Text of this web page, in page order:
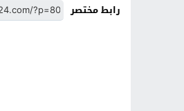
رابط مختصر